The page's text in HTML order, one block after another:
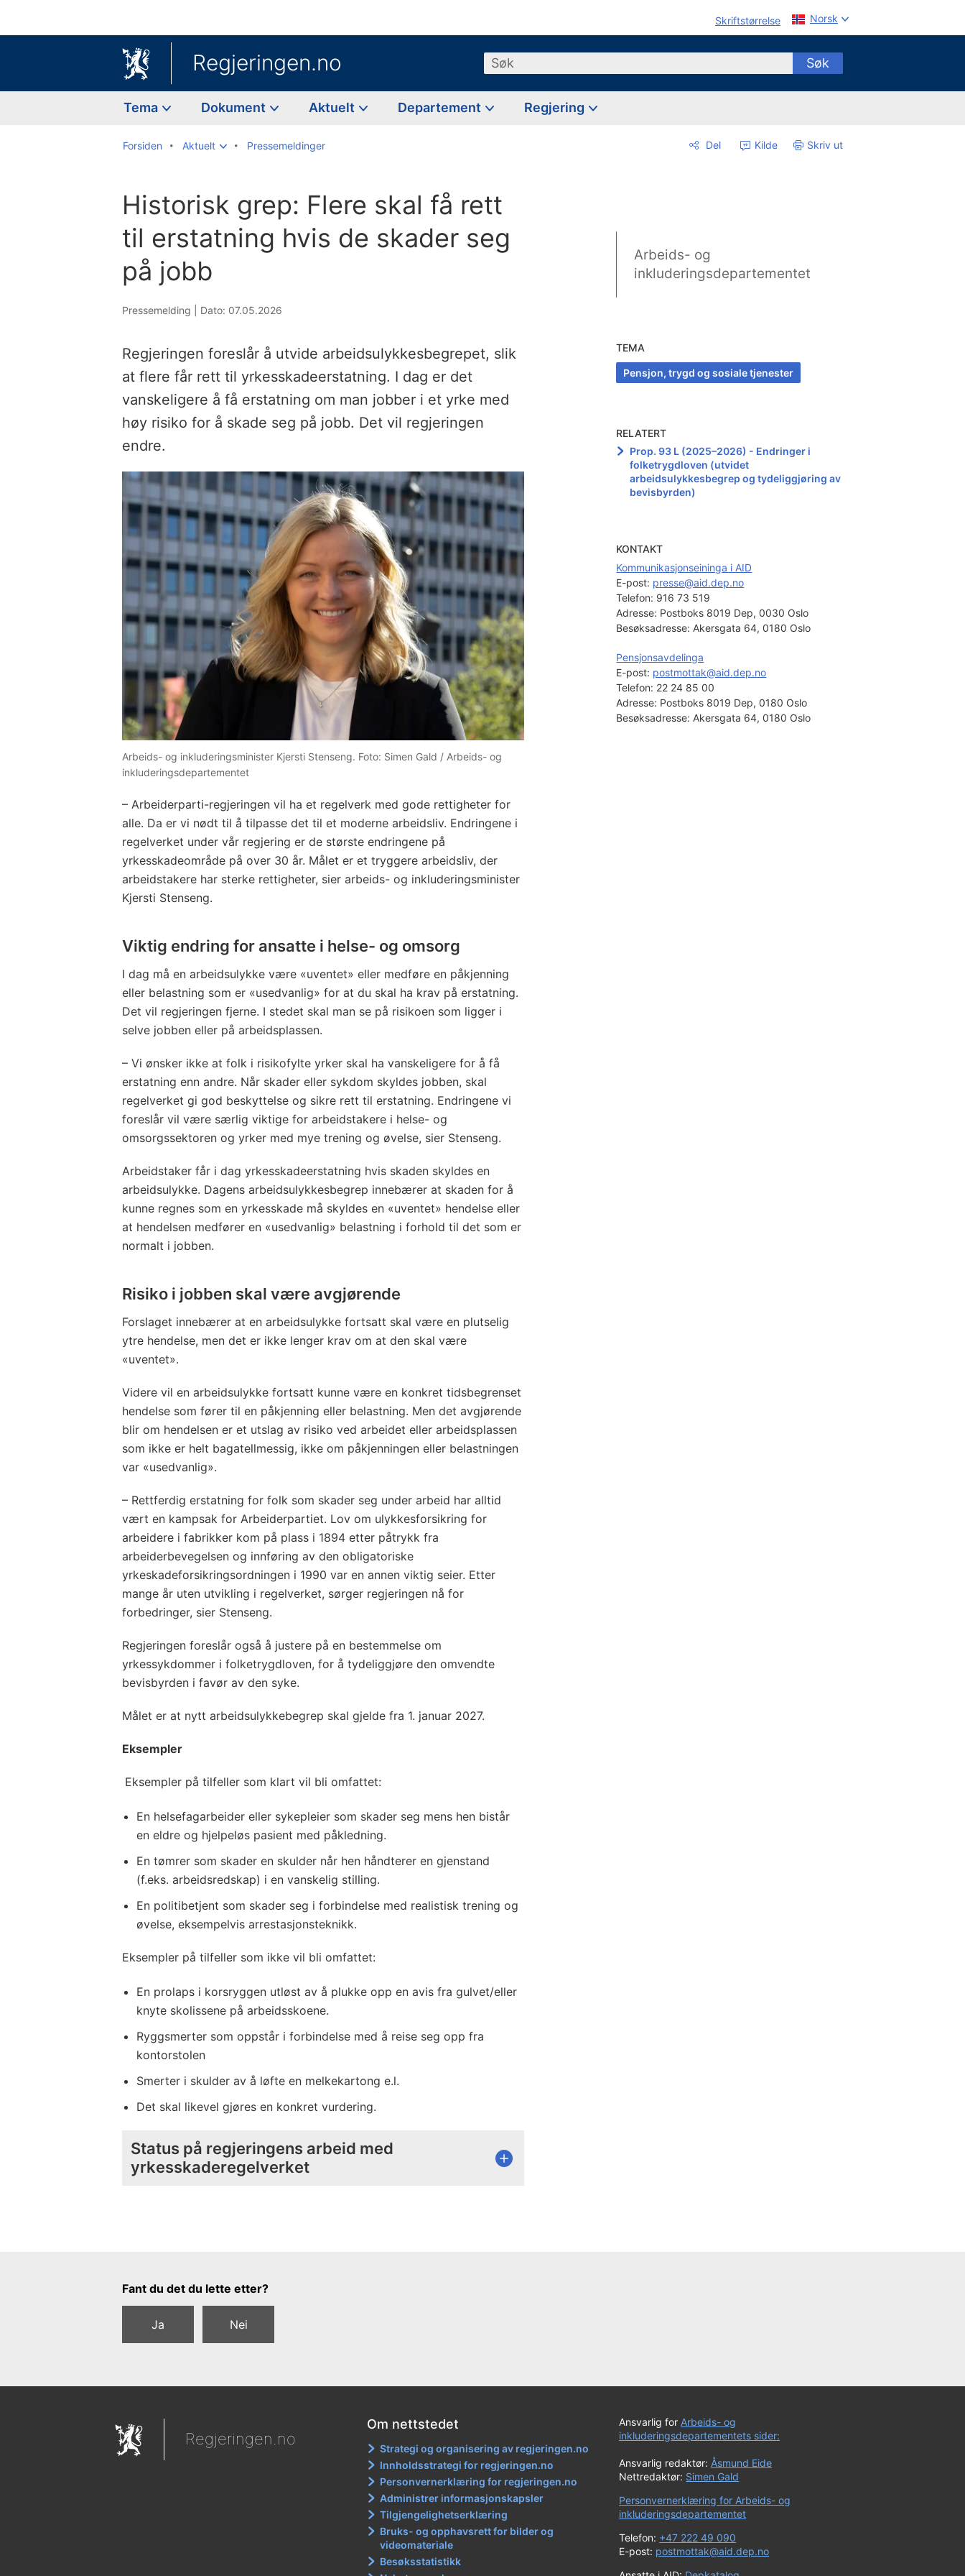
Skriftstørrelse Norsk
Regjeringen.no Søk Søk
Tema Dokument Aktuelt Departement Regjering
Forsiden Aktuelt Pressemeldinger Del Kilde Skriv ut
Historisk grep: Flere skal få rett
til erstatning hvis de skader seg
på jobb
Pressemelding | Dato: 07.05.2026
Regjeringen foreslår å utvide arbeidsulykkesbegrepet, slik
at flere får rett til yrkesskadeerstatning. I dag er det
vanskeligere å få erstatning om man jobber i et yrke med
høy risiko for å skade seg på jobb. Det vil regjeringen
endre.
Arbeids- og inkluderingsminister Kjersti Stenseng. Foto: Simen Gald / Arbeids- og
inkluderingsdepartementet
– Arbeiderparti-regjeringen vil ha et regelverk med gode rettigheter for
alle. Da er vi nødt til å tilpasse det til et moderne arbeidsliv. Endringene i
regelverket under vår regjering er de største endringene på
yrkesskadeområde på over 30 år. Målet er et tryggere arbeidsliv, der
arbeidstakere har sterke rettigheter, sier arbeids- og inkluderingsminister
Kjersti Stenseng.
Viktig endring for ansatte i helse- og omsorg
I dag må en arbeidsulykke være «uventet» eller medføre en påkjenning
eller belastning som er «usedvanlig» for at du skal ha krav på erstatning.
Det vil regjeringen fjerne. I stedet skal man se på risikoen som ligger i
selve jobben eller på arbeidsplassen.
– Vi ønsker ikke at folk i risikofylte yrker skal ha vanskeligere for å få
erstatning enn andre. Når skader eller sykdom skyldes jobben, skal
regelverket gi god beskyttelse og sikre rett til erstatning. Endringene vi
foreslår vil være særlig viktige for arbeidstakere i helse- og
omsorgssektoren og yrker med mye trening og øvelse, sier Stenseng.
Arbeidstaker får i dag yrkesskadeerstatning hvis skaden skyldes en
arbeidsulykke. Dagens arbeidsulykkesbegrep innebærer at skaden for å
kunne regnes som en yrkesskade må skyldes en «uventet» hendelse eller
at hendelsen medfører en «usedvanlig» belastning i forhold til det som er
normalt i jobben.
Risiko i jobben skal være avgjørende
Forslaget innebærer at en arbeidsulykke fortsatt skal være en plutselig
ytre hendelse, men det er ikke lenger krav om at den skal være
«uventet».
Videre vil en arbeidsulykke fortsatt kunne være en konkret tidsbegrenset
hendelse som fører til en påkjenning eller belastning. Men det avgjørende
blir om hendelsen er et utslag av risiko ved arbeidet eller arbeidsplassen
som ikke er helt bagatellmessig, ikke om påkjenningen eller belastningen
var «usedvanlig».
– Rettferdig erstatning for folk som skader seg under arbeid har alltid
vært en kampsak for Arbeiderpartiet. Lov om ulykkesforsikring for
arbeidere i fabrikker kom på plass i 1894 etter påtrykk fra
arbeiderbevegelsen og innføring av den obligatoriske
yrkeskadeforsikringsordningen i 1990 var en annen viktig seier. Etter
mange år uten utvikling i regelverket, sørger regjeringen nå for
forbedringer, sier Stenseng.
Regjeringen foreslår også å justere på en bestemmelse om
yrkessykdommer i folketrygdloven, for å tydeliggjøre den omvendte
bevisbyrden i favør av den syke.
Målet er at nytt arbeidsulykkebegrep skal gjelde fra 1. januar 2027.
Eksempler
Eksempler på tilfeller som klart vil bli omfattet:
En helsefagarbeider eller sykepleier som skader seg mens hen bistår
en eldre og hjelpeløs pasient med påkledning.
En tømrer som skader en skulder når hen håndterer en gjenstand
(f.eks. arbeidsredskap) i en vanskelig stilling.
En politibetjent som skader seg i forbindelse med realistisk trening og
øvelse, eksempelvis arrestasjonsteknikk.
Eksempler på tilfeller som ikke vil bli omfattet:
En prolaps i korsryggen utløst av å plukke opp en avis fra gulvet/eller
knyte skolissene på arbeidsskoene.
Ryggsmerter som oppstår i forbindelse med å reise seg opp fra
kontorstolen
Smerter i skulder av å løfte en melkekartong e.l.
Det skal likevel gjøres en konkret vurdering.
Status på regjeringens arbeid med
yrkesskaderegelverket
Arbeids- og
inkluderingsdepartementet
TEMA
Pensjon, trygd og sosiale tjenester
RELATERT
Prop. 93 L (2025–2026) - Endringer i
folketrygdloven (utvidet
arbeidsulykkesbegrep og tydeliggjøring av
bevisbyrden)
KONTAKT
Kommunikasjonseininga i AID
E-post: presse@aid.dep.no
Telefon: 916 73 519
Adresse: Postboks 8019 Dep, 0030 Oslo
Besøksadresse: Akersgata 64, 0180 Oslo
Pensjonsavdelinga
E-post: postmottak@aid.dep.no
Telefon: 22 24 85 00
Adresse: Postboks 8019 Dep, 0180 Oslo
Besøksadresse: Akersgata 64, 0180 Oslo
Tilbakemeldingsskjema
Fant du det du lette etter?
Ja Nei
Regjeringen.no
Om nettstedet
Strategi og organisering av regjeringen.no
Innholdsstrategi for regjeringen.no
Personvernerklæring for regjeringen.no
Administrer informasjonskapsler
Tilgjengelighetserklæring
Bruks- og opphavsrett for bilder og
videomateriale
Besøksstatistikk
Ansvarlig for Arbeids- og
inkluderingsdepartementets sider:
Ansvarlig redaktør: Åsmund Eide
Nettredaktør: Simen Gald
Personvernerklæring for Arbeids- og
inkluderingsdepartementet
Telefon: +47 222 49 090
E-post: postmottak@aid.dep.no